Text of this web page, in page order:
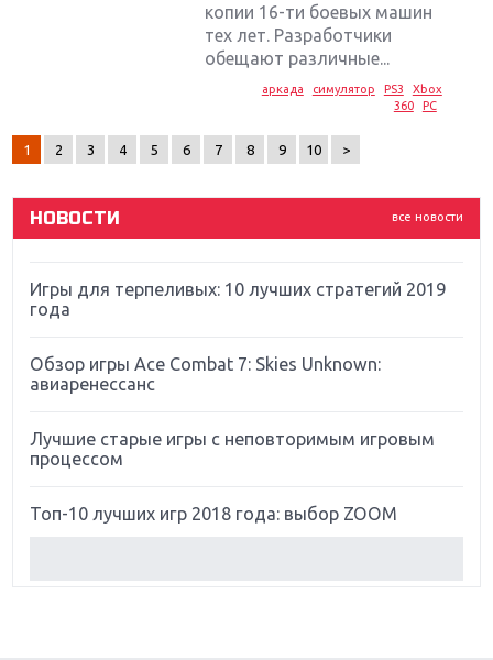
копии 16-ти боевых машин
тех лет. Разработчики
обещают различные...
аркада симулятор PS3
Xbox
360
PC
1 2 3 4 5 6 7 8 9 10 >
все новости
НОВОСТИ
Крупнейшие релизы мая: Nintendo, Microsoft и
Новинки для Nintendo Switch: Labo, South Park и
Far Cry 5: хвалить нельзя ругать
Игры для терпеливых: 10 лучших стратегий 2019
года
Обзор игры Ace Combat 7: Skies Unknown:
авиаренессанс
Лучшие старые игры с неповторимым игровым
процессом
Топ-10 лучших игр 2018 года: выбор ZOOM